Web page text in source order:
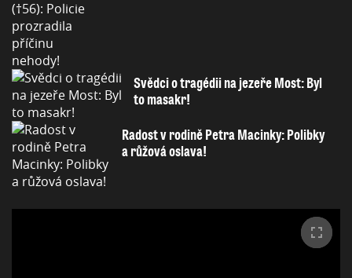
Svědci o tragédii na jezeře Most: Byl
to masakr!
Radost v rodině Petra Macinky: Polibky
a růžová oslava!